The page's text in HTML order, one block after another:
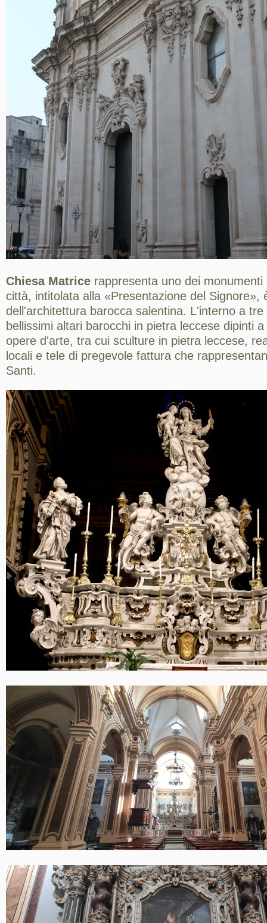
Chiesa Matrice rappresenta uno dei
città, intitolata alla «Presentazione del Signore»,
dell'architettura barocca salentina. L'interno a
bellissimi altari barocchi in pietra leccese dipinti
opere d'arte, tra cui sculture in pietra leccese,
locali e tele di pregevole fattura che
Santi.